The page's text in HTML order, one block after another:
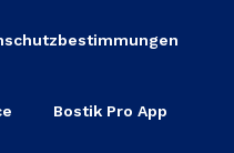
Bostik Pro App